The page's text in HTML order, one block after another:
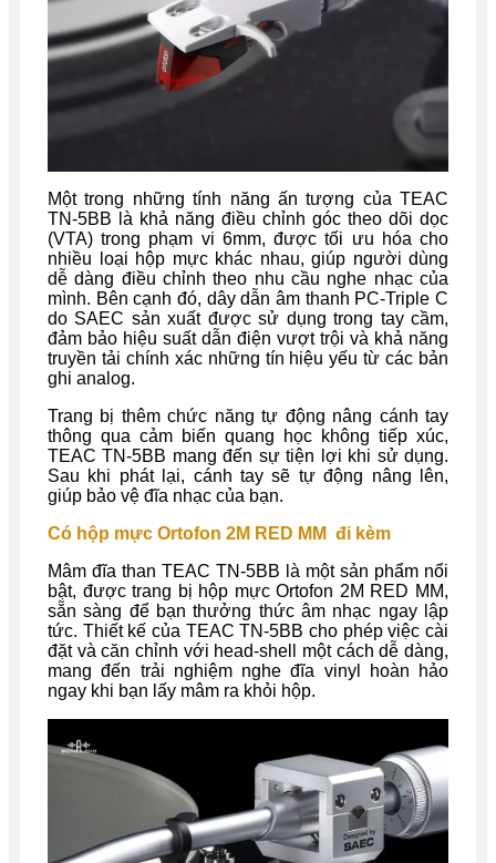
Một trong những tính năng ấn tượng của TEAC
TN-5BB là khả năng điều chỉnh góc theo dõi dọc
(VTA) trong phạm vi 6mm, được tối ưu hóa cho
nhiều loại hộp mực khác nhau, giúp người dùng
dễ dàng điều chỉnh theo nhu cầu nghe nhạc của
mình. Bên cạnh đó, dây dẫn âm thanh PC-Triple C
do SAEC sản xuất được sử dụng trong tay cầm,
đảm bảo hiệu suất dẫn điện vượt trội và khả năng
truyền tải chính xác những tín hiệu yếu từ các bản
ghi analog.
Trang bị thêm chức năng tự động nâng cánh tay
thông qua cảm biến quang học không tiếp xúc,
TEAC TN-5BB mang đến sự tiện lợi khi sử dụng.
Sau khi phát lại, cánh tay sẽ tự động nâng lên,
giúp bảo vệ đĩa nhạc của bạn.
Có hộp mực Ortofon 2M RED MM đi kèm
Mâm đĩa than TEAC TN-5BB là một sản phẩm nổi
bật, được trang bị hộp mực Ortofon 2M RED MM,
sẵn sàng để bạn thưởng thức âm nhạc ngay lập
tức. Thiết kế của TEAC TN-5BB cho phép việc cài
đặt và căn chỉnh với head-shell một cách dễ dàng,
mang đến trải nghiệm nghe đĩa vinyl hoàn hảo
ngay khi bạn lấy mâm ra khỏi hộp.